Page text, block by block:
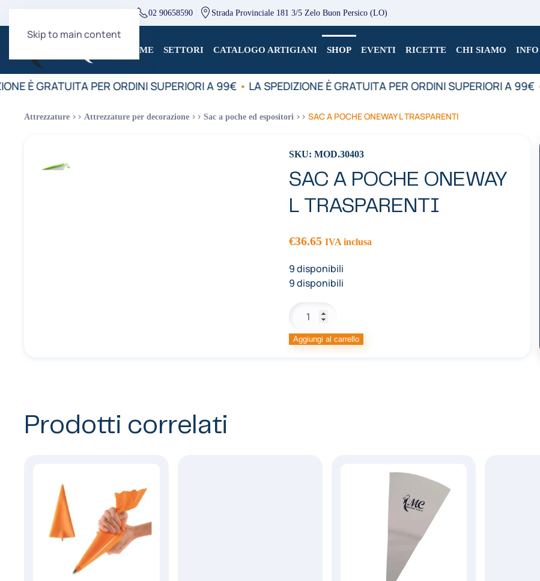
Skip to main content
02 90658590 Strada Provinciale 181 3/5 Zelo Buon Persico (LO)
HOME SETTORI CATALOGO ARTIGIANI SHOP EVENTI RICETTE CHI SIAMO INFO
È GRATUITA PER ORDINI SUPERIORI A 99€•LA SPEDIZIONE È GRATUITA PER ORDINI SUPERIORI A 99€•
Attrezzature Attrezzature per decorazione Sac a poche ed espositori SAC A POCHE ONEWAY L TRASPARENTI
SKU: MOD.30403
SAC A POCHE ONEWAY
L TRASPARENTI
€36.65 IVA inclusa
9 disponibili
9 disponibili
POCHE
Aggiungi al carrello
Prodotti correlati